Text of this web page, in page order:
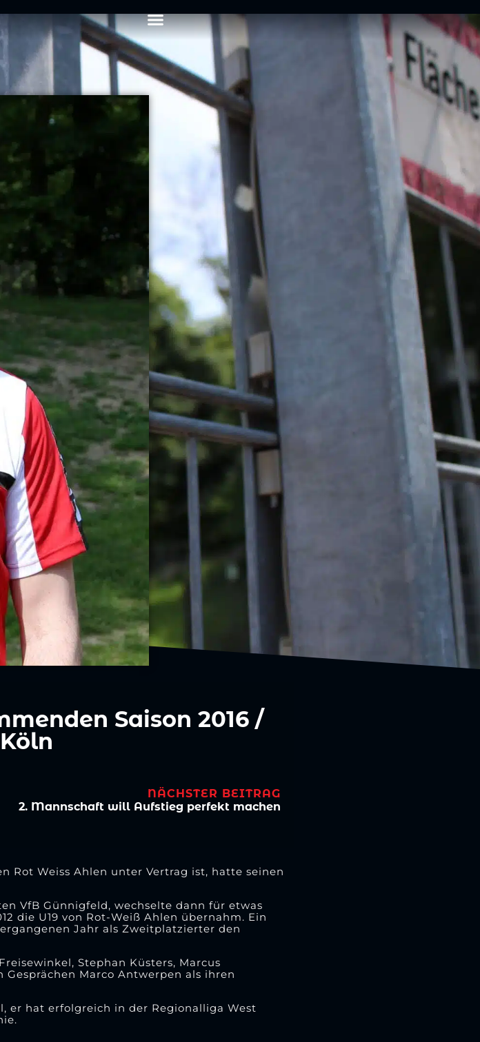
Saison 2016 /
NÄCHSTER BEITRAG
2. Mannschaft will Aufstieg perfekt machen
Rot Weiss Ahlen unter Vertrag ist, hatte seinen
VfB Günnigfeld, wechselte dann für etwas
die U19 von Rot-Weiß Ahlen übernahm. Ein
Jahr als Zweitplatzierter den
Stephan Küsters, Marcus
Marco Antwerpen als ihren
er hat erfolgreich in der Regionalliga West